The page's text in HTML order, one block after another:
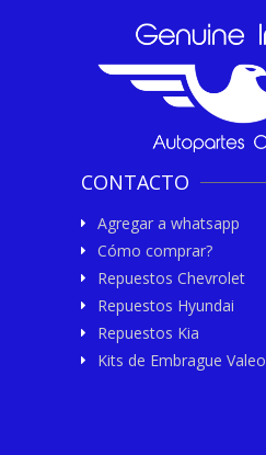
CONTACTO
Agregar a whatsapp
Cómo comprar?
Repuestos Chevrolet
Repuestos Hyundai
Repuestos Kia
Kits de Embrague Valeo